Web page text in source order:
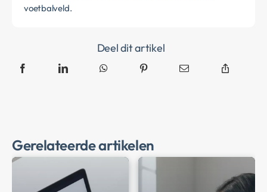
voetbalveld.
Deel dit artikel
Gerelateerde artikelen